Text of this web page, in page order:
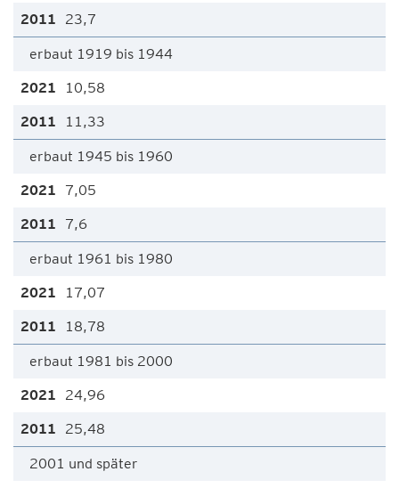
23,7
erbaut 1919 bis 1944
10,58
11,33
erbaut 1945 bis 1960
7,05
7,6
erbaut 1961 bis 1980
17,07
18,78
erbaut 1981 bis 2000
24,96
25,48
2001 und später